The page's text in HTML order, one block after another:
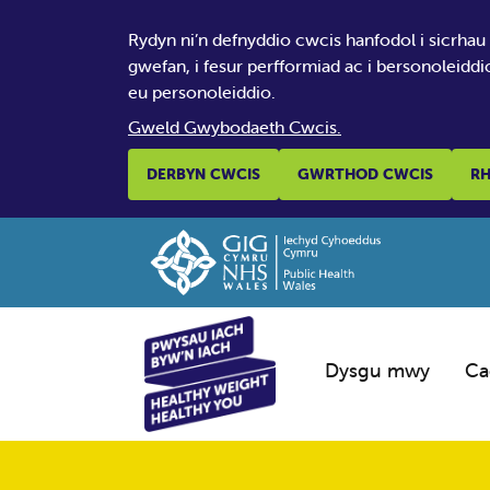
Rydyn ni’n defnyddio cwcis hanfodol i
gwefan, i fesur perfformiad ac i
eu personoleiddio.
Gweld Gwybodaeth Cwcis.
DERBYN CWCIS GWRTHOD CWCIS
Dysgu mwy